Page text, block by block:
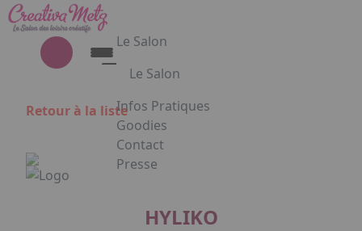
Aller au contenu principal
Le Salon
Le Salon
Découvrez le Salon Creativa
Découvrez le Salon Gourmet - Chocolat
Creativa et Gourmet Chocolat en
images
Infos Pratiques
Goodies
Contact
Presse
Retour à la liste
HYLIKO
Panneau de gestion des cookies